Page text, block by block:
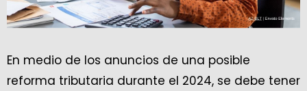
En medio de los anuncios de una posible
reforma tributaria durante el 2024, se debe tener